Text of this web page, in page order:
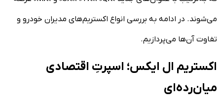
می‌شوند. در ادامه به بررسی انواع اکستریم‌های مدیران خودرو و
تفاوت آن‌ها می‌پردازیم.
اکستریم ال ایکس؛ اسپرتِ اقتصادی
میان‌رده‌ای